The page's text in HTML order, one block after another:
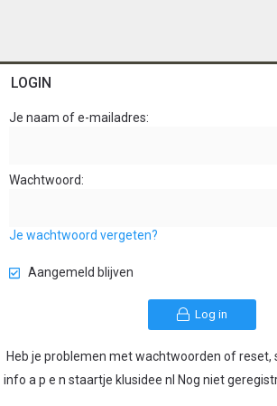
LOGIN
Je naam of e-mailadres
Wachtwoord
Je wachtwoord vergeten?
Aangemeld blijven
Log in
Heb je problemen met wachtwoorden of reset,
info a p e n staartje klusidee nl Nog niet